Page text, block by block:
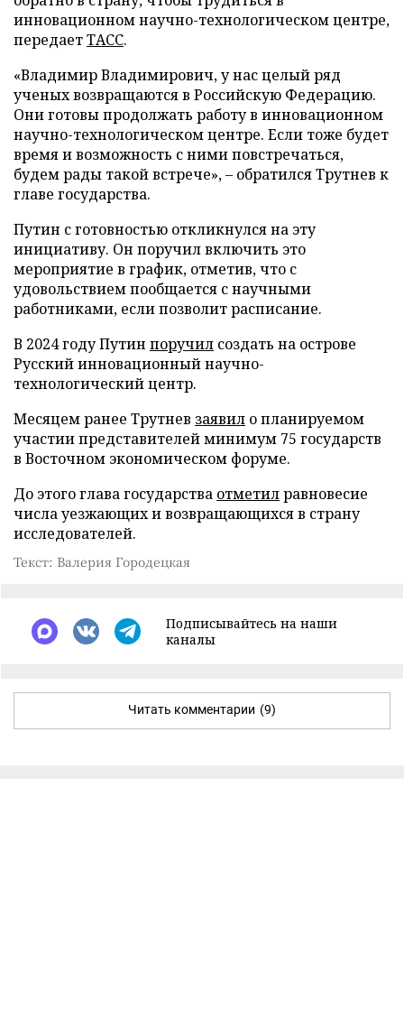
инновационном научно-технологическом центре,
передаетТАСС.
«Владимир Владимирович, у нас целый ряд
ученых возвращаются в Российскую Федерацию.
Они готовы продолжать работу в инновационном
научно-технологическом центре. Если тоже будет
время и возможность с ними повстречаться,
будем рады такой встрече», – обратился Трутнев к
главе государства.
Путин с готовностью откликнулся на эту
инициативу. Он поручил включить это
мероприятие в график, отметив, что с
удовольствием пообщается с научными
работниками, если позволит расписание.
В 2024 году Путин поручил создать на острове
Русский инновационный научно-
технологический центр.
Месяцем ранее Трутнев заявил о планируемом
участии представителей минимум 75 государств
в Восточном экономическом форуме.
До этого глава государства отметилравновесие
числа уезжающих и возвращающихся в страну
исследователей.
Текст: Валерия Городецкая
Подписывайтесь на наши
каналы
Читать комментарии (9)